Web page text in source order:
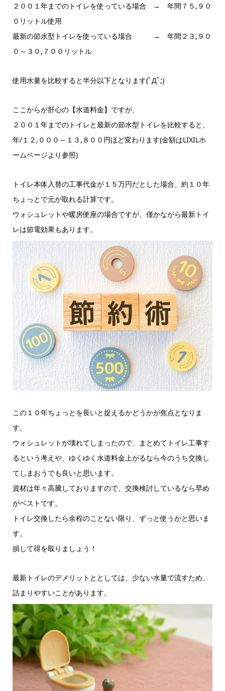
２００１年までのトイレを使っている場合 → 年間７５,９０
０リットル使用
最新の節水型トイレを使っている場合 → 年間２３,９０
０～３０,７００リットル
使用水量を比較すると半分以下となります(ﾟДﾟ;)
ここからが肝心の【水道料金】ですが、
２００１年までのトイレと最新の節水型トイレを比較すると、
年/１２,０００～１３,８００円ほど変わります(金額はLIXILホ
ームページより参照)
トイレ本体入替の工事代金が１５万円だとした場合、約１０年
ちょっとで元が取れる計算です。
ウォシュレットや暖房便座の場合ですが、僅かながら最新トイ
レは節電効果もあります。
この１０年ちょっとを長いと捉えるかどうかが焦点となりま
す。
ウォシュレットが壊れてしまったので、まとめてトイレ工事す
るという考えや、ゆくゆく水道料金上がるなら今のうち交換し
てしまおうでも良いと思います。
資材は年々高騰しておりますので、交換検討しているなら早め
がベストです。
トイレ交換したら余程のことない限り、ずっと使うかと思いま
す。
損して得を取りましょう！
最新トイレのデメリットととしては、少ない水量で流すため、
詰まりやすいことがあります。